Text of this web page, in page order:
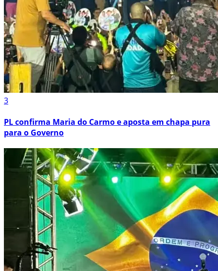
3
PL confirma Maria do Carmo e aposta em chapa pura
para o Governo